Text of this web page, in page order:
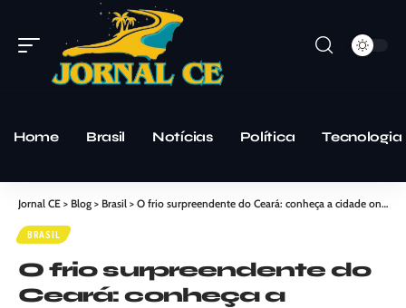
Home Brasil Notícias Política Tecnologia
Jornal CE > Blog > Brasil > O frio surpreendente do Ceará: conheça a cidade onde o casaco é companheiro o ano inteiro
BRASIL
O frio surpreendente do
Ceará: conheça a